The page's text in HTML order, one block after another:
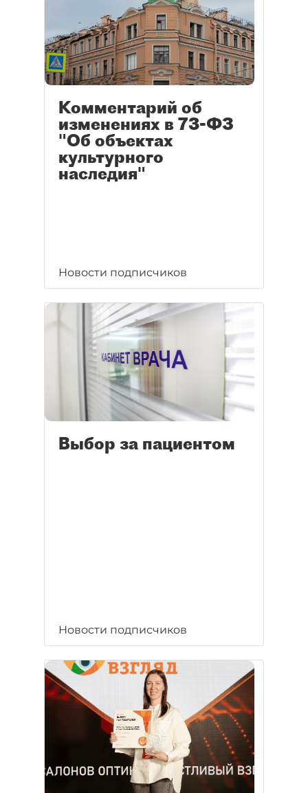
Комментарий об
изменениях в 73-ФЗ
"Об объектах
культурного
наследия"
Новости подписчиков
Выбор за пациентом
Новости подписчиков